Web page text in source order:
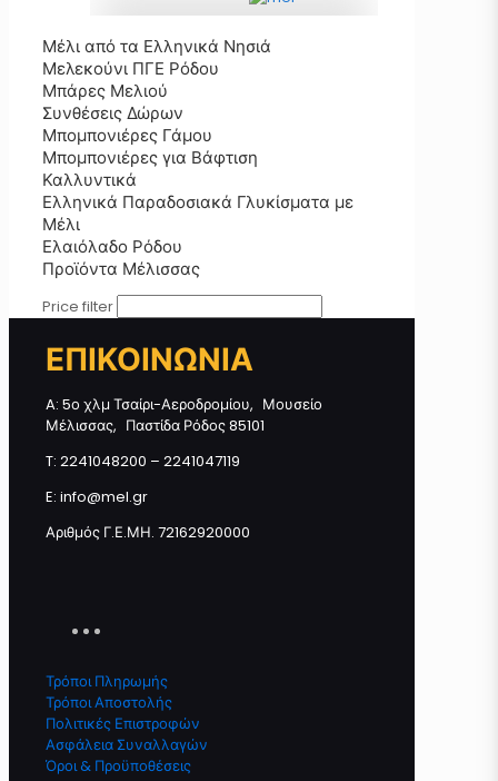
Μπομπονιέρα Φοντανιέρα με
Μελεκούνι ποσότητα
Προσθήκη στο καλάθι
Μέλι από τα Ελληνικά Νησιά
Μελεκούνι ΠΓΕ Ρόδου
Μπάρες Μελιού
Συνθέσεις Δώρων
Μπομπονιέρες Γάμου
Μπομπονιέρες για Βάφτιση
Καλλυντικά
Ελληνικά Παραδοσιακά Γλυκίσματα με
Μέλι
Ελαιόλαδο Ρόδου
Προϊόντα Μέλισσας
Price filter
ΕΠΙΚΟΙΝΩΝΙΑ
A: 5ο χλμ Τσαίρι-Αεροδρομίου, Μουσείο
Μέλισσας, Παστίδα Ρόδος 85101
T: 2241048200 – 2241047119
E: info@mel.gr
Αριθμός Γ.Ε.ΜΗ. 72162920000
Τρόποι Πληρωμής
Τρόποι Αποστολής
Πολιτικές Επιστροφών
Ασφάλεια Συναλλαγών
Όροι & Προϋποθέσεις